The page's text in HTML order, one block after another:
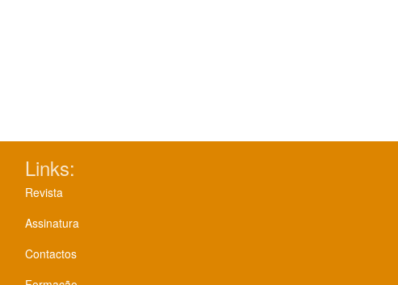
Links:
Revista
Assinatura
Contactos